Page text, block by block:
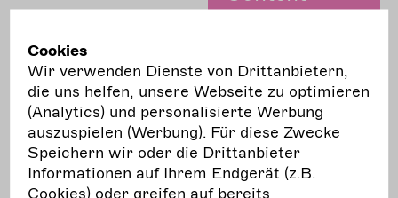
entriegeln
zustimmen.
Zustimmen
13.06.2023
Video
Performing Arts -
Performing Future #4:
Marktplatz der
Möglichkeiten –
Cookies
Wir verwenden Dienste von Drittanbietern,
die uns helfen, unsere Webseite zu optimieren
(Analytics) und personalisierte Werbung
auszuspielen (Werbung). Für diese Zwecke
Speichern wir oder die Drittanbieter
Informationen auf Ihrem Endgerät (z.B.
Cookies) oder greifen auf bereits